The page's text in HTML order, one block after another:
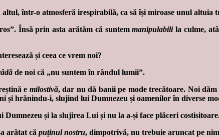
într-o atmosferă irespirabilă, ca să își miroase unul altuia
Însă prin asta arătăm că suntemmanipulabilila culme,
și ceea ce vrem noi?
de noi că „nu suntem în rândul lumii”.
e milostivă, dar nu dă banii pe mode trecătoare. Noi
și hrănindu-i, slujind lui Dumnezeu și oamenilor în diverse
și la slujirea Lui și nu la a-și face plăceri
arătat că puținul nostru, dimpotrivă, nu trebuie aruncat pe